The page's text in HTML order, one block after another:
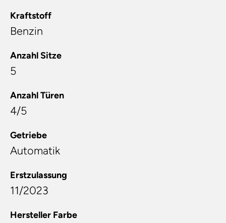
Kraftstoff
Benzin
Anzahl Sitze
5
Anzahl Türen
4/5
Getriebe
Automatik
Erstzulassung
11/2023
Hersteller Farbe